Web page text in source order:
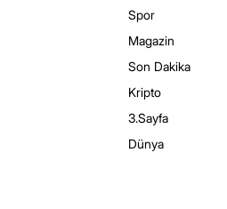
Spor
Magazin
Son Dakika
Kripto
3.Sayfa
Dünya